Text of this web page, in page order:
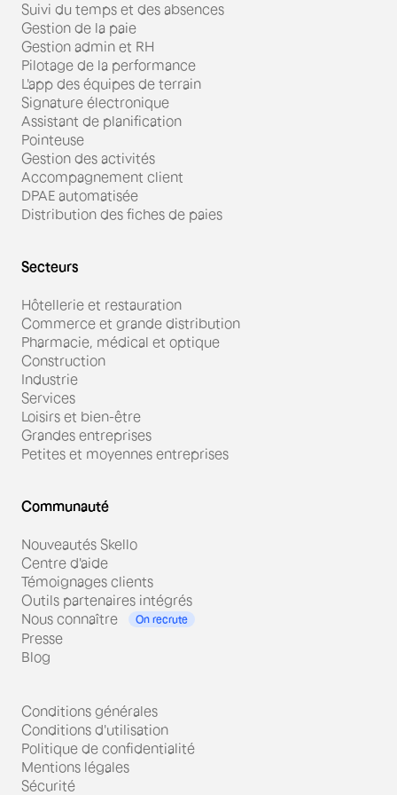
Suivi du temps et des absences
Gestion de la paie
Gestion admin et RH
Pilotage de la performance
L'app des équipes de terrain
Signature électronique
Assistant de planification
Pointeuse
Gestion des activités
Accompagnement client
DPAE automatisée
Distribution des fiches de paies
Secteurs
Hôtellerie et restauration
Commerce et grande distribution
Pharmacie, médical et optique
Construction
Industrie
Services
Loisirs et bien-être
Grandes entreprises
Petites et moyennes entreprises
Communauté
Nouveautés Skello
Centre d'aide
Témoignages clients
Outils partenaires intégrés
Nous connaître
On recrute
Presse
Blog
Conditions générales
Conditions d'utilisation
Politique de confidentialité
Mentions légales
Sécurité